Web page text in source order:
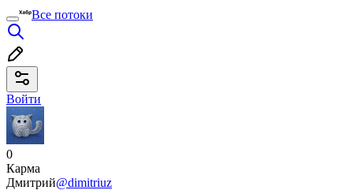
Все потоки
Войти
0
Карма
Дмитрий@dimitriuz